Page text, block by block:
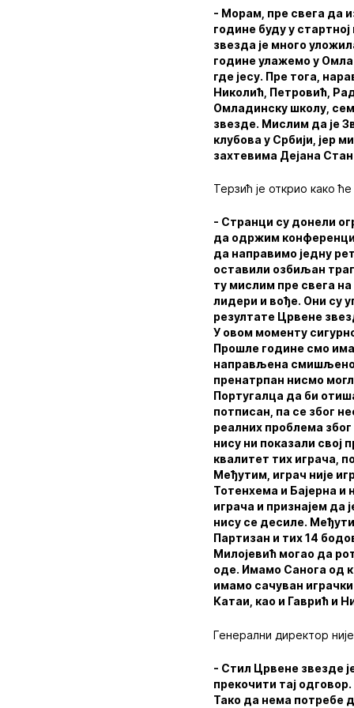
- Морам, пре свега да
године буду у
звезда је много
године улажемо у
где јесу. Пре тога,
Николић, Петровић,
Омладинску школу,
звезде. Мислим да је
клубова у Србији, јер
захтевима Дејана
Терзић је открио како
- Странци су донели
да одржим
да направимо једну
оставили озбиљан
ту мислим пре свега
лидери и вође. Они су
резултате Црвене
У овом моменту
Прошле године смо
направљена смишљено,
пренатрпан нисмо
Португалца да би
потписан, па се због
реалних проблема
нису ни показали свој
квалитет тих играча,
Међутим, играч није
Тотенхема и Бајерна и
играча и признајем да
нису се десиле.
Партизан и тих 14
Милојевић могао да
оде. Имамо Санога од
имамо сачуван
Катаи, као и Гаврић и
Генерални директор
- Стил Црвене звезде
прекочити тај
Тако да нема потребе